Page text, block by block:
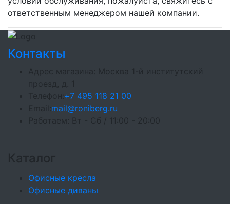
ответственным менеджером нашей компании.
Контакты
Адрес магазина:
Москва 1-й институтский
проезд, д. 1
Телефон: +7 495 118 21 00
Email: mail@roniberg.ru
Работаем:
Вт - Сб / 11:00 - 20:00
Каталог
Офисные кресла
Офисные диваны